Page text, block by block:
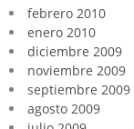
febrero 2010
enero 2010
diciembre 2009
noviembre 2009
septiembre 2009
agosto 2009